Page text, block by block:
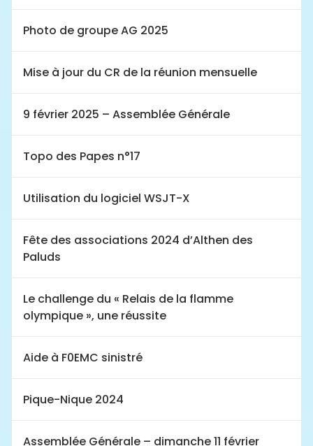
Photo de groupe AG 2025
Mise à jour du CR de la réunion mensuelle
9 février 2025 – Assemblée Générale
Topo des Papes n°17
Utilisation du logiciel WSJT-X
Fête des associations 2024 d’Althen des
Paluds
Le challenge du « Relais de la flamme
olympique », une réussite
Aide à F0EMC sinistré
Pique-Nique 2024
Assemblée Générale – dimanche 11 février